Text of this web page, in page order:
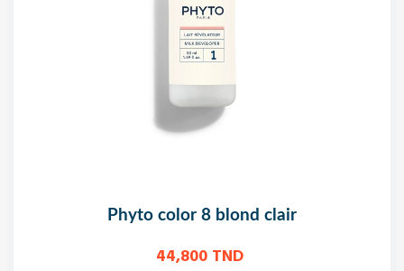
phyto color 8 blond clair
44,800 TND